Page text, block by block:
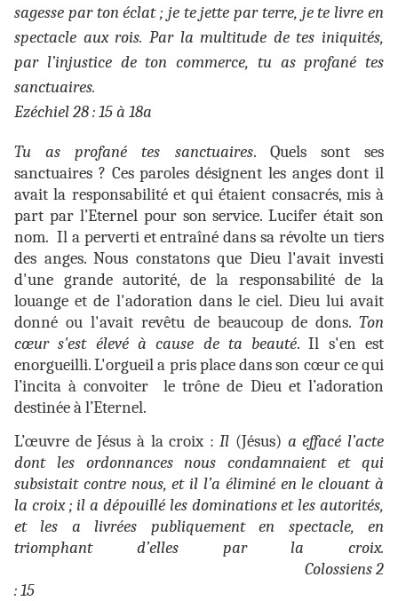
sagesse par ton éclat ; je te jette par terre, je te livre en
spectacle aux rois. Par la multitude de tes iniquités,
par l’injustice de ton commerce, tu as profané tes
sanctuaires.
Ezéchiel 28 : 15 à 18a
Tu as profané tes sanctuaires. Quels sont ses
sanctuaires ? Ces paroles désignent les anges dont il
avait la responsabilité et qui étaient consacrés, mis à
part par l’Eternel pour son service. Lucifer était son
nom. Il a perverti et entraîné dans sa révolte un tiers
des anges. Nous constatons que Dieu l'avait investi
d'une grande autorité, de la responsabilité de la
louange et de l'adoration dans le ciel. Dieu lui avait
donné ou l'avait revêtu de beaucoup de dons. Ton
cœur s'est élevé à cause de ta beauté. Il s'en est
enorgueilli. L'orgueil a pris place dans son cœur ce qui
l’incita à convoiter le trône de Dieu et l’adoration
destinée à l’Eternel.
L’œuvre de Jésus à la croix :Il (Jésus) a effacé l’acte
dont les ordonnances nous condamnaient et qui
subsistait contre nous, et il l’a éliminé en le clouant à
la croix ; il a dépouillé les dominations et les autorités,
et les a livrées publiquement en spectacle, en
triomphant d’elles par la croix.
Colossiens 2
: 15